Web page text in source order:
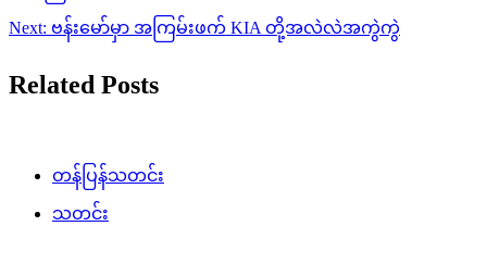
Next: ဗန်းမော်မှာ အကြမ်းဖက် KIA တို့အလဲလဲအကွဲကွဲ
Related Posts
တန်ပြန်သတင်း
သတင်း